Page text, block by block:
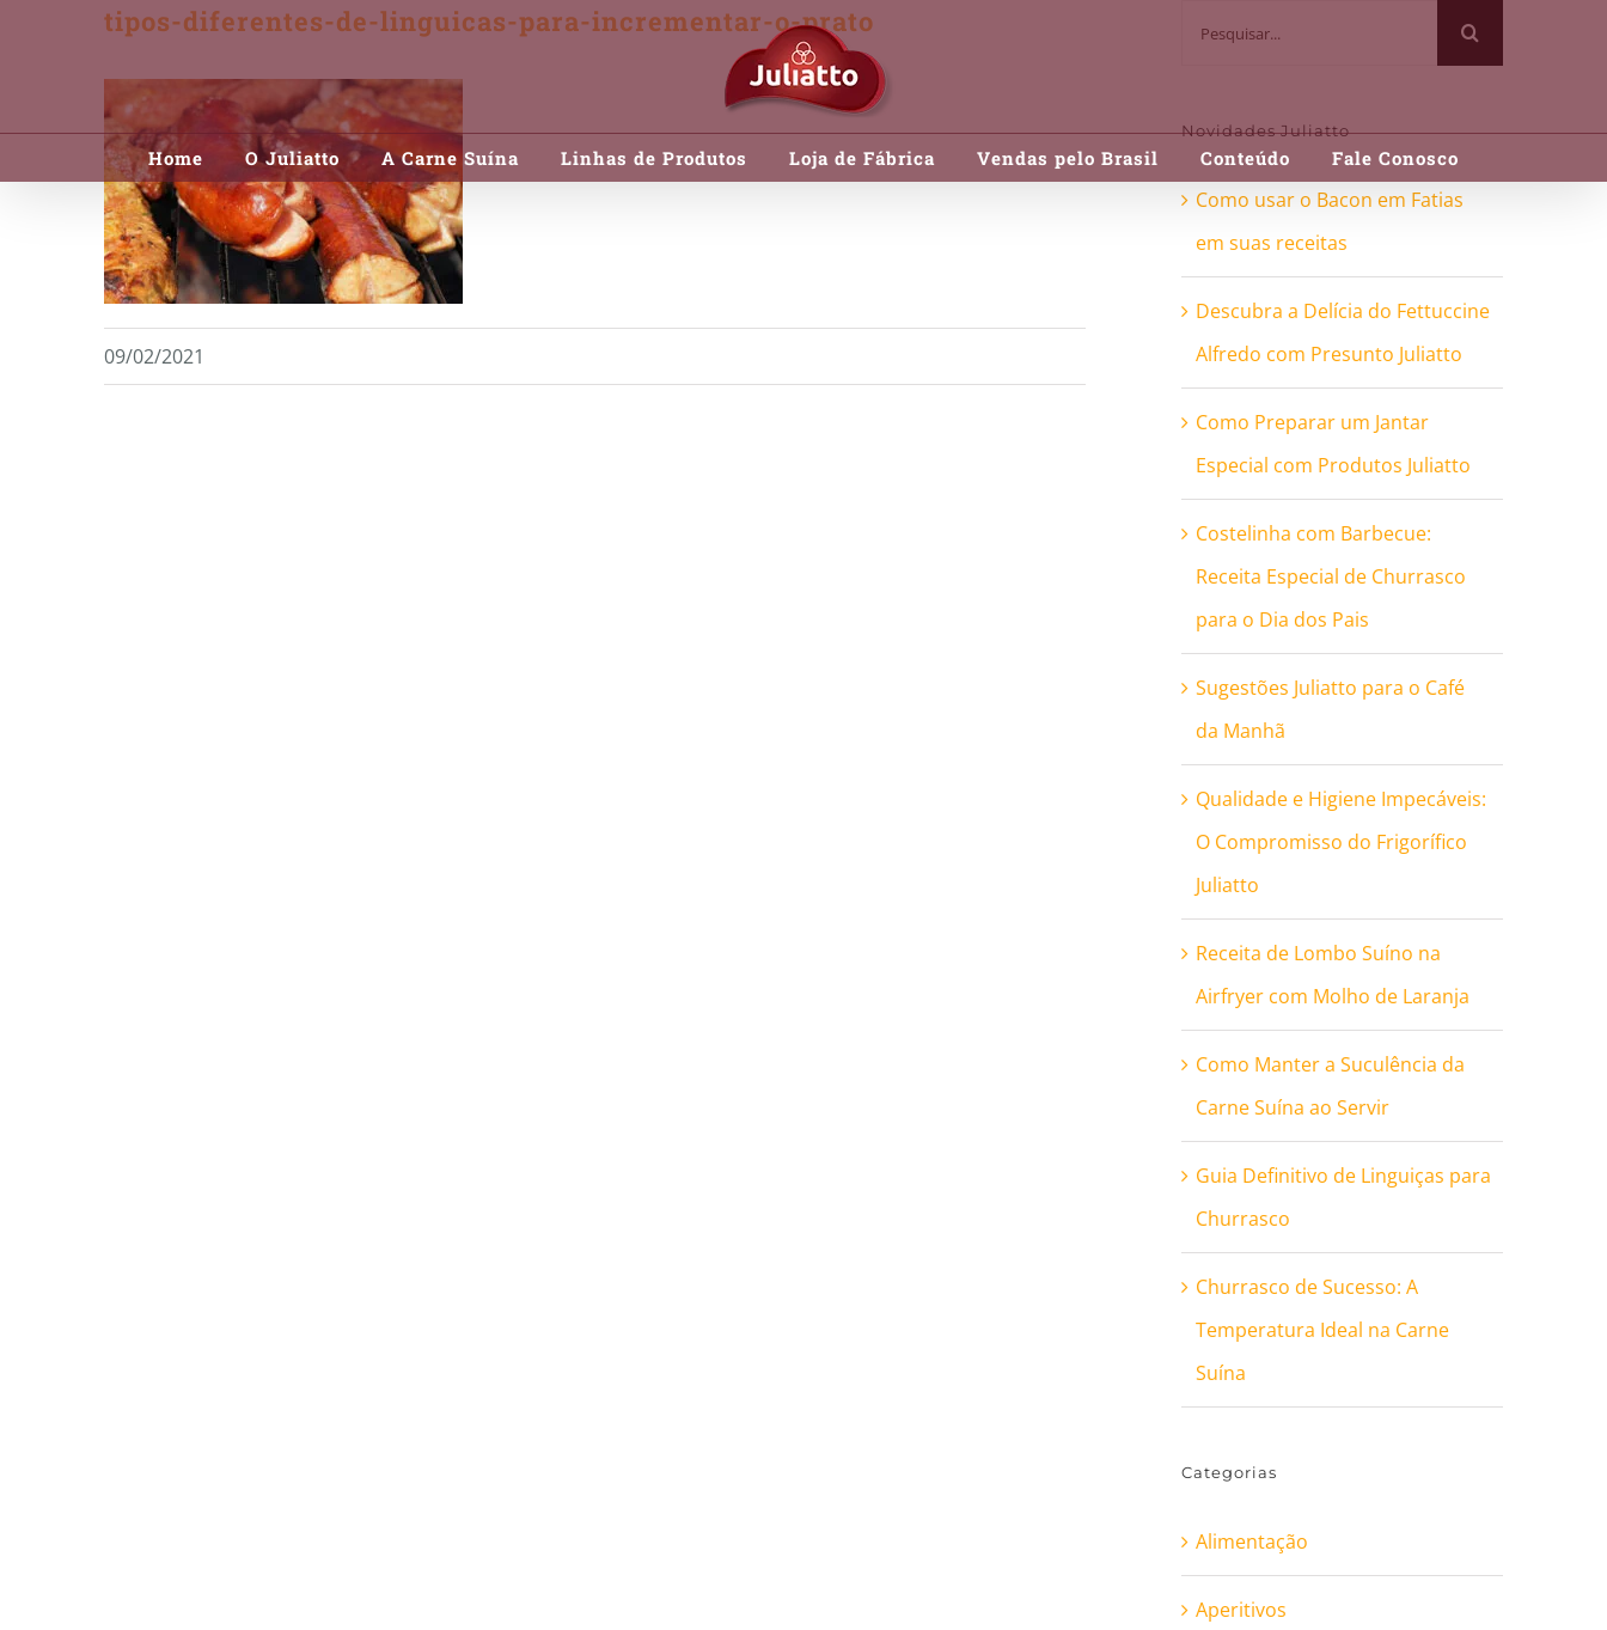
Home O Juliatto A Carne Suína Linhas de Produtos Loja de Fábrica Vendas pelo Brasil Conteúdo Fale Conosco
tipos-diferentes-de-linguicas-para-incrementar-o-prato
09/02/2021
Novidades Juliatto
Como usar o Bacon em Fatias
em suas receitas
Descubra a Delícia do Fettuccine
Alfredo com Presunto Juliatto
Como Preparar um Jantar
Especial com Produtos Juliatto
Costelinha com Barbecue:
Receita Especial de Churrasco
para o Dia dos Pais
Sugestões Juliatto para o Café
da Manhã
Qualidade e Higiene Impecáveis:
O Compromisso do Frigorífico
Juliatto
Receita de Lombo Suíno na
Airfryer com Molho de Laranja
Como Manter a Suculência da
Carne Suína ao Servir
Guia Definitivo de Linguiças para
Churrasco
Churrasco de Sucesso: A
Temperatura Ideal na Carne
Suína
Categorias
Alimentação
Aperitivos